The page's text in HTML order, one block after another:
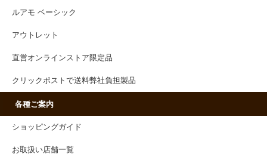
ルアモ ベーシック
アウトレット
直営オンラインストア限定品
クリックポストで送料弊社負担製品
各種ご案内
ショッピングガイド
お取扱い店舗一覧